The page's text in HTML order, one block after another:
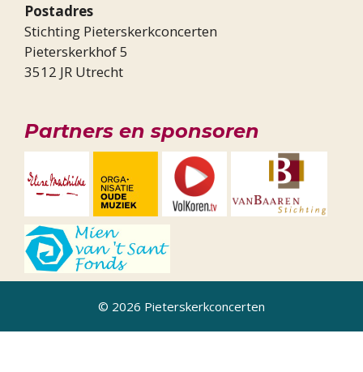
Postadres
Stichting Pieterskerkconcerten
Pieterskerkhof 5
3512 JR Utrecht
Partners en sponsoren
© 2026 Pieterskerkconcerten